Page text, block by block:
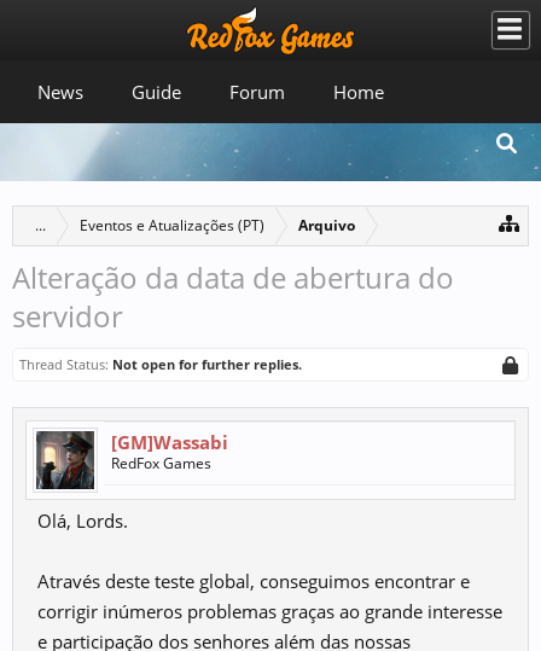
... Eventos e Atualizações (PT) Arquivo
Alteração da data de abertura do
servidor
Thread Status: Not open for further replies.
[GM]Wassabi
RedFox Games
Olá, Lords.
Através deste teste global, conseguimos encontrar e
corrigir inúmeros problemas graças ao grande interesse
e participação dos senhores além das nossas
News Guide Forum Home